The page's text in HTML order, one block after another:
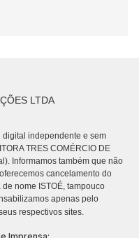
LTDA
digital independente e sem
TRES COMÉRCIO DE
Informamos também que não
cancelamento do
nome ISTOÉ, tampouco
apenas pelo
respectivos sites.